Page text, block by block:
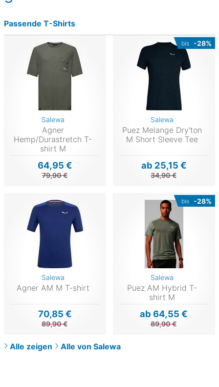
Passende T-Shirts
Salewa
Agner
Hemp/Durastretch T-
shirt M
64,95 €
79,90 €
bis -28%
Salewa
Puez Melange Dry'ton
M Short Sleeve Tee
ab 25,15 €
34,90 €
Salewa
Agner AM M T-shirt
70,85 €
89,90 €
bis -28%
Salewa
Puez AM Hybrid T-
shirt M
ab 64,55 €
89,90 €
Alle zeigen Alle von Salewa